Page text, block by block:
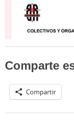
Comparte
Compartir